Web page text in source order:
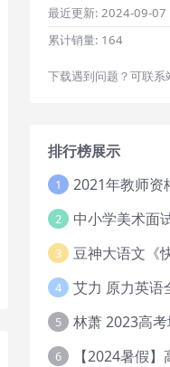
最近更新: 2024-09-07
累计销量: 164
下载遇到问题？可联
排行榜展示
1
2
3
4
5 林萧 2023高
6